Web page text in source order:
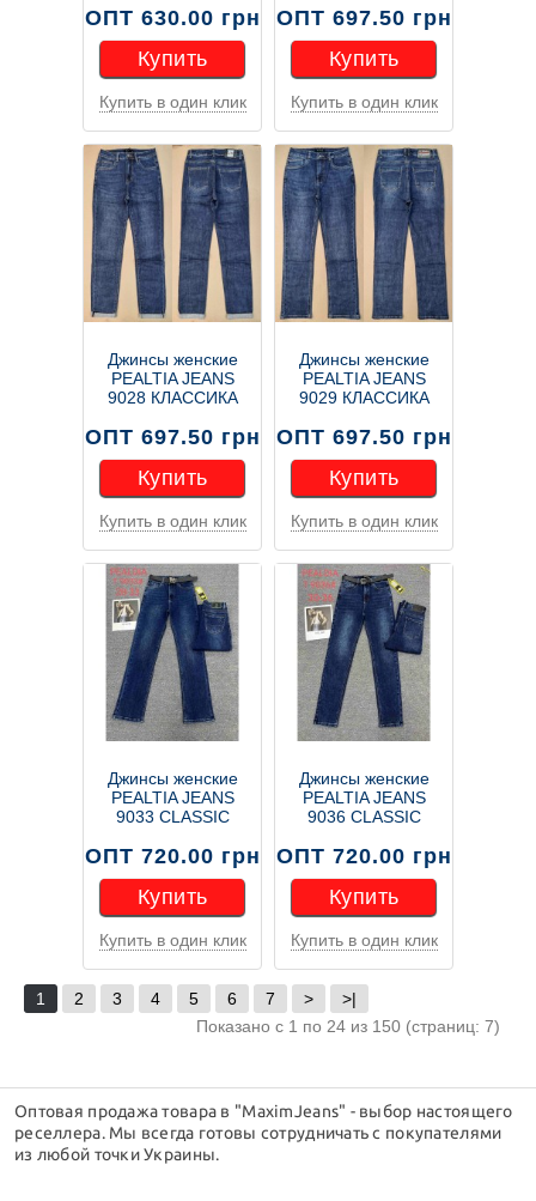
ОПТ 630.00 грн
Купить
Купить
Купить в один клик
ОПТ 697.50 грн
Купить
Купить
Купить в один клик
Джинсы женские
PEALTIA JEANS
9028 КЛАССИКА
ОПТ 697.50 грн
Купить
Купить
Купить в один клик
Джинсы женские
PEALTIA JEANS
9029 КЛАССИКА
ОПТ 697.50 грн
Купить
Купить
Купить в один клик
Джинсы женские
PEALTIA JEANS
9033 CLASSIC
ОПТ 720.00 грн
Купить
Купить
Купить в один клик
Джинсы женские
PEALTIA JEANS
9036 CLASSIC
ОПТ 720.00 грн
Купить
Купить
Купить в один клик
1 2 3 4 5 6 7 >
>|
Показано с 1 по 24 из 150 (страниц: 7)
Оптовая продажа товара в "MaximJeans" - выбор настоящего
реселлера. Мы всегда готовы сотрудничать с покупателями
из любой точки Украины.